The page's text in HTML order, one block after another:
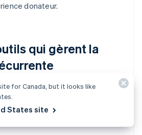
donateur.
qui gèrent la
doit soutenirles
de manière sûre, automatique
for Canada, but it looks like
States site